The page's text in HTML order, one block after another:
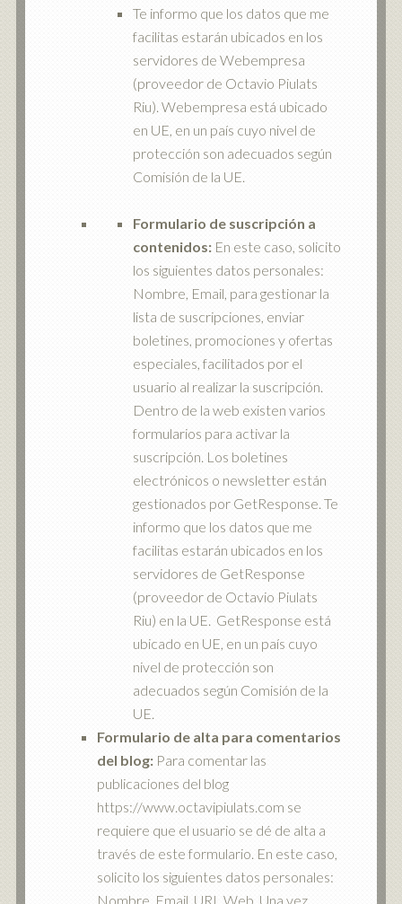
Te informo que los datos que me
facilitas estarán ubicados en los
servidores de Webempresa
(proveedor de Octavio Piulats
Riu). Webempresa está ubicado
en UE, en un país cuyo nivel de
protección son adecuados según
Comisión de la UE.
Formulario de suscripción a
contenidos:En este caso, solicito
los siguientes datos personales:
Nombre, Email, para gestionar la
lista de suscripciones, enviar
boletines, promociones y ofertas
especiales, facilitados por el
usuario al realizar la suscripción.
Dentro de la web existen varios
formularios para activar la
suscripción. Los boletines
electrónicos o newsletter están
gestionados por GetResponse. Te
informo que los datos que me
facilitas estarán ubicados en los
servidores de GetResponse
(proveedor de Octavio Piulats
Riu) en la UE. GetResponse está
ubicado en UE, en un país cuyo
nivel de protección son
adecuados según Comisión de la
UE.
Formulario de alta para comentarios
del blog:Para comentar las
publicaciones del blog
https://www.octavipiulats.com se
requiere que el usuario se dé de alta a
través de este formulario. En este caso,
solicito los siguientes datos personales:
Nombre, Email, URL Web, Una vez